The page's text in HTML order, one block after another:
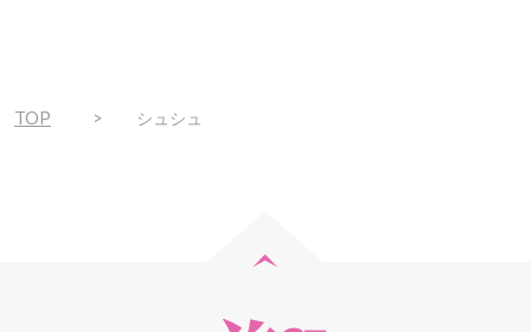
TOP シュシュ